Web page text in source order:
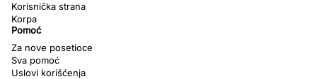
Korisnička strana
Korpa
Pomoć
Za nove posetioce
Sva pomoć
Uslovi korišćenja